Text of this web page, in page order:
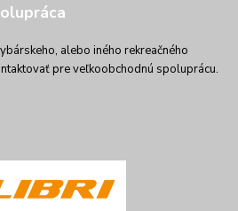
alebo iného rekreačného
pre veľkoobchodnú spoluprácu.